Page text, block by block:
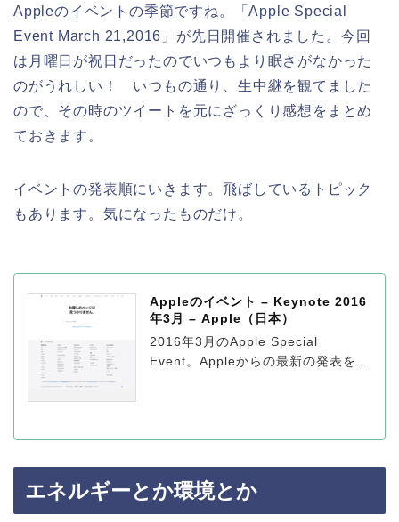
Appleのイベントの季節ですね。「Apple Special
Event March 21,2016」が先日開催されました。今回
は月曜日が祝日だったのでいつもより眠さがなかった
のがうれしい！ いつもの通り、生中継を観てました
ので、その時のツイートを元にざっくり感想をまとめ
ておきます。
イベントの発表順にいきます。飛ばしているトピック
もあります。気になったものだけ。
Appleのイベント – Keynote 2016
年3月 – Apple（日本）
2016年3月のApple Special
Event。Appleからの最新の発表をご
エネルギーとか環境とか